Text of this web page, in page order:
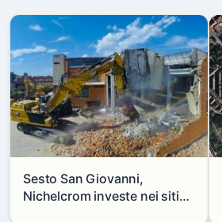
Sesto San Giovanni,
Nichelcrom investe nei siti